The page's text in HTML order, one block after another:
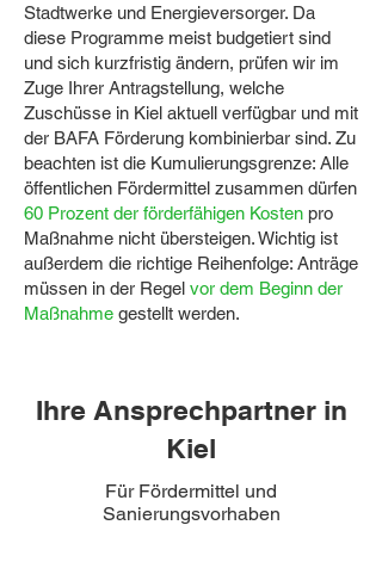
Stadtwerke und Energieversorger. Da
diese Programme meist budgetiert sind
und sich kurzfristig ändern, prüfen wir im
Zuge Ihrer Antragstellung, welche
Zuschüsse in Kiel aktuell verfügbar und mit
der BAFA Förderung kombinierbar sind. Zu
beachten ist die Kumulierungsgrenze: Alle
öffentlichen Fördermittel zusammen dürfen
60 Prozent der förderfähigen Kosten pro
Maßnahme nicht übersteigen. Wichtig ist
außerdem die richtige Reihenfolge: Anträge
müssen in der Regel vor dem Beginn der
Maßnahme gestellt werden.
Ihre Ansprechpartner in
Kiel
Für Fördermittel und
Sanierungsvorhaben